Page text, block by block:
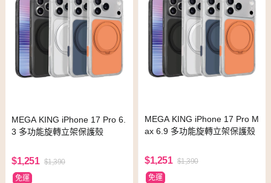
MEGA KING iPhone 17 Pro 6.
3 多功能旋轉立架保護殼
$1,251 $1,390
免運
MEGA KING iPhone 17 Pro M
ax 6.9 多功能旋轉立架保護殼
$1,251 $1,390
免運